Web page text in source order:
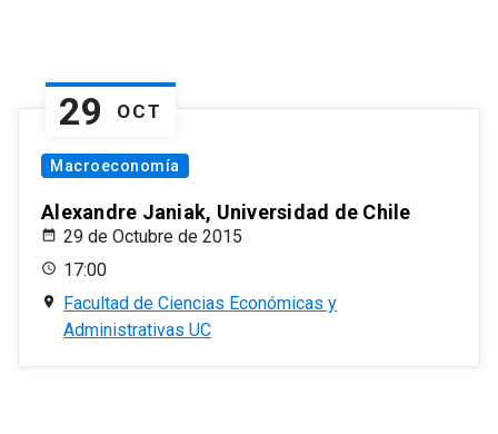
29 OCT
Macroeconomía
Alexandre Janiak, Universidad de Chile
29 de Octubre de 2015
17:00
Facultad de Ciencias Económicas y
Administrativas UC